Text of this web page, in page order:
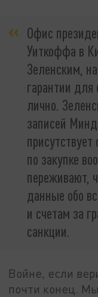
Офис
Уиткоффа в
Зеленским,
гарантии для
лично.
записей
по закупке
переживают,
данные обо
и счетам за
санкции.
Войне, если
почти конец.